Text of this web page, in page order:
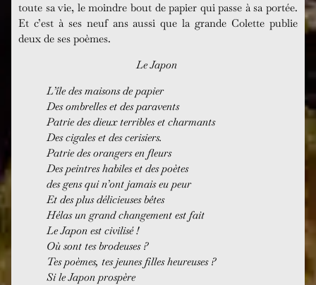
toute sa vie, le moindre bout de papier qui passe à sa portée.
Et c’est à ses neuf ans aussi que la grande Colette publie
deux de ses poèmes.
Le Japon
L’île des maisons de papier
Des ombrelles et des paravents
Patrie des dieux terribles et charmants
Des cigales et des cerisiers.
Patrie des orangers en fleurs
Des peintres habiles et des poètes
des gens qui n’ont jamais eu peur
Et des plus délicieuses bêtes
Hélas un grand changement est fait
Le Japon est civilisé !
Où sont tes brodeuses ?
Tes poèmes, tes jeunes filles heureuses ?
Si le Japon prospère